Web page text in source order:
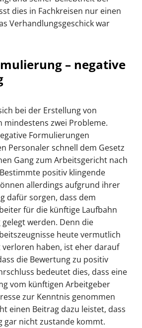
dies in Fachkreisen nur einen
Verhandlungsgeschick war
– negative
bei der Erstellung von
mindestens zwei Probleme.
Formulierungen
Personaler schnell dem Gesetz
Gang zum Arbeitsgericht nach
positiv klingende
allerdings aufgrund ihrer
dafür sorgen, dass dem
für die künftige Laufbahn
gelegt werden. Denn die
heute vermutlich
verloren haben, ist eher darauf
die Bewertung zu positiv
bedeutet dies, dass eine
vom künftigen Arbeitgeber
zur Kenntnis genommen
einen Beitrag dazu leistet, dass
gar nicht zustande kommt.